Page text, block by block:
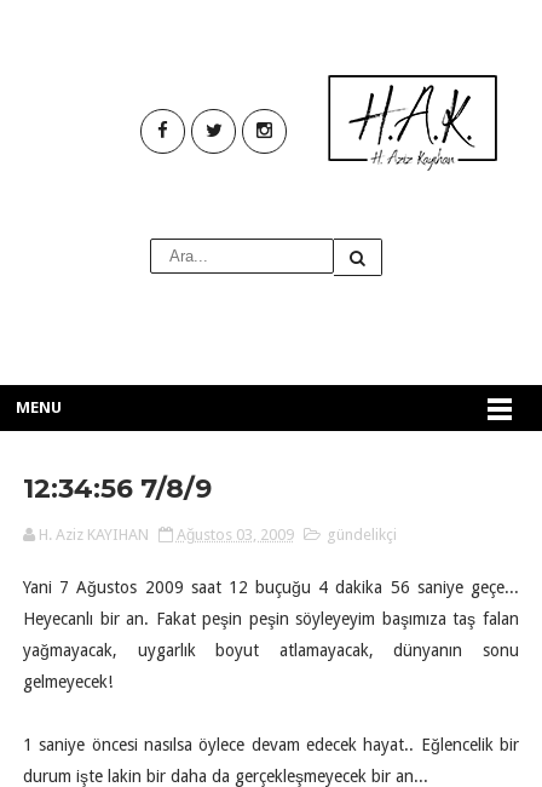
MENU
12:34:56 7/8/9
H. Aziz KAYIHAN Ağustos 03, 2009 gündelikçi
Yani 7 Ağustos 2009 saat 12 buçuğu 4 dakika 56 saniye geçe...
Heyecanlı bir an. Fakat peşin peşin söyleyeyim başımıza taş falan
yağmayacak, uygarlık boyut atlamayacak, dünyanın sonu
gelmeyecek!
1 saniye öncesi nasılsa öylece devam edecek hayat.. Eğlencelik bir
durum işte lakin bir daha da gerçekleşmeyecek bir an...